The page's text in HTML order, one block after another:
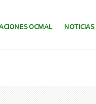
OCMAL NOTICIAS